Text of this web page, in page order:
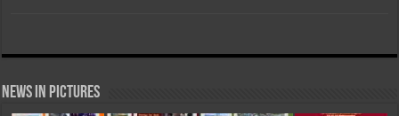
News in Pictures